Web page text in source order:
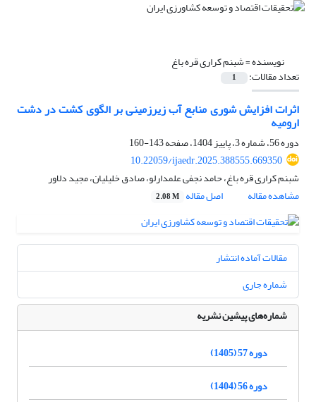
نویسنده =شبنم کراری قره باغ
تعداد مقالات: 1
اثرات افزایش شوری منابع آب زیرزمینی بر الگوی کشت در دشت
ارومیه
دوره 56، شماره 3، پاییز 1404، صفحه
143-160
10.22059/ijaedr.2025.388555.669350
شبنم کراری قره باغ، حامد نجفی علمدارلو، صادق خلیلیان، مجید دلاور
مشاهده مقاله
اصل مقاله 2.08 M
مقالات آماده انتشار
شماره جاری
شماره‌های پیشین نشریه
دوره 57 (1405)
دوره 56 (1404)